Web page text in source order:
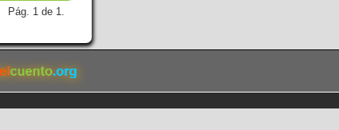
Pág. 1 de 1.